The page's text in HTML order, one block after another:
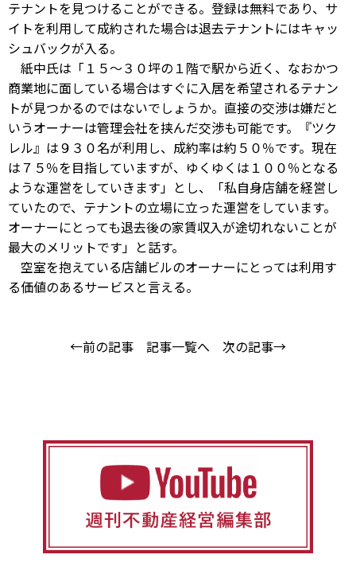
テナントを見つけることができる。登録は無料であり、サ
イトを利用して成約された場合は退去テナントにはキャッ
シュバックが入る。
紙中氏は「１５～３０坪の１階で駅から近く、なおかつ
商業地に面している場合はすぐに入居を希望されるテナン
トが見つかるのではないでしょうか。直接の交渉は嫌だと
いうオーナーは管理会社を挟んだ交渉も可能です。『ツク
レル』は９３０名が利用し、成約率は約５０％です。現在
は７５％を目指していますが、ゆくゆくは１００％となる
ような運営をしていきます」とし、「私自身店舗を経営し
ていたので、テナントの立場に立った運営をしています。
オーナーにとっても退去後の家賃収入が途切れないことが
最大のメリットです」と話す。
空室を抱えている店舗ビルのオーナーにとっては利用す
る価値のあるサービスと言える。
←前の記事 記事一覧へ 次の記事→